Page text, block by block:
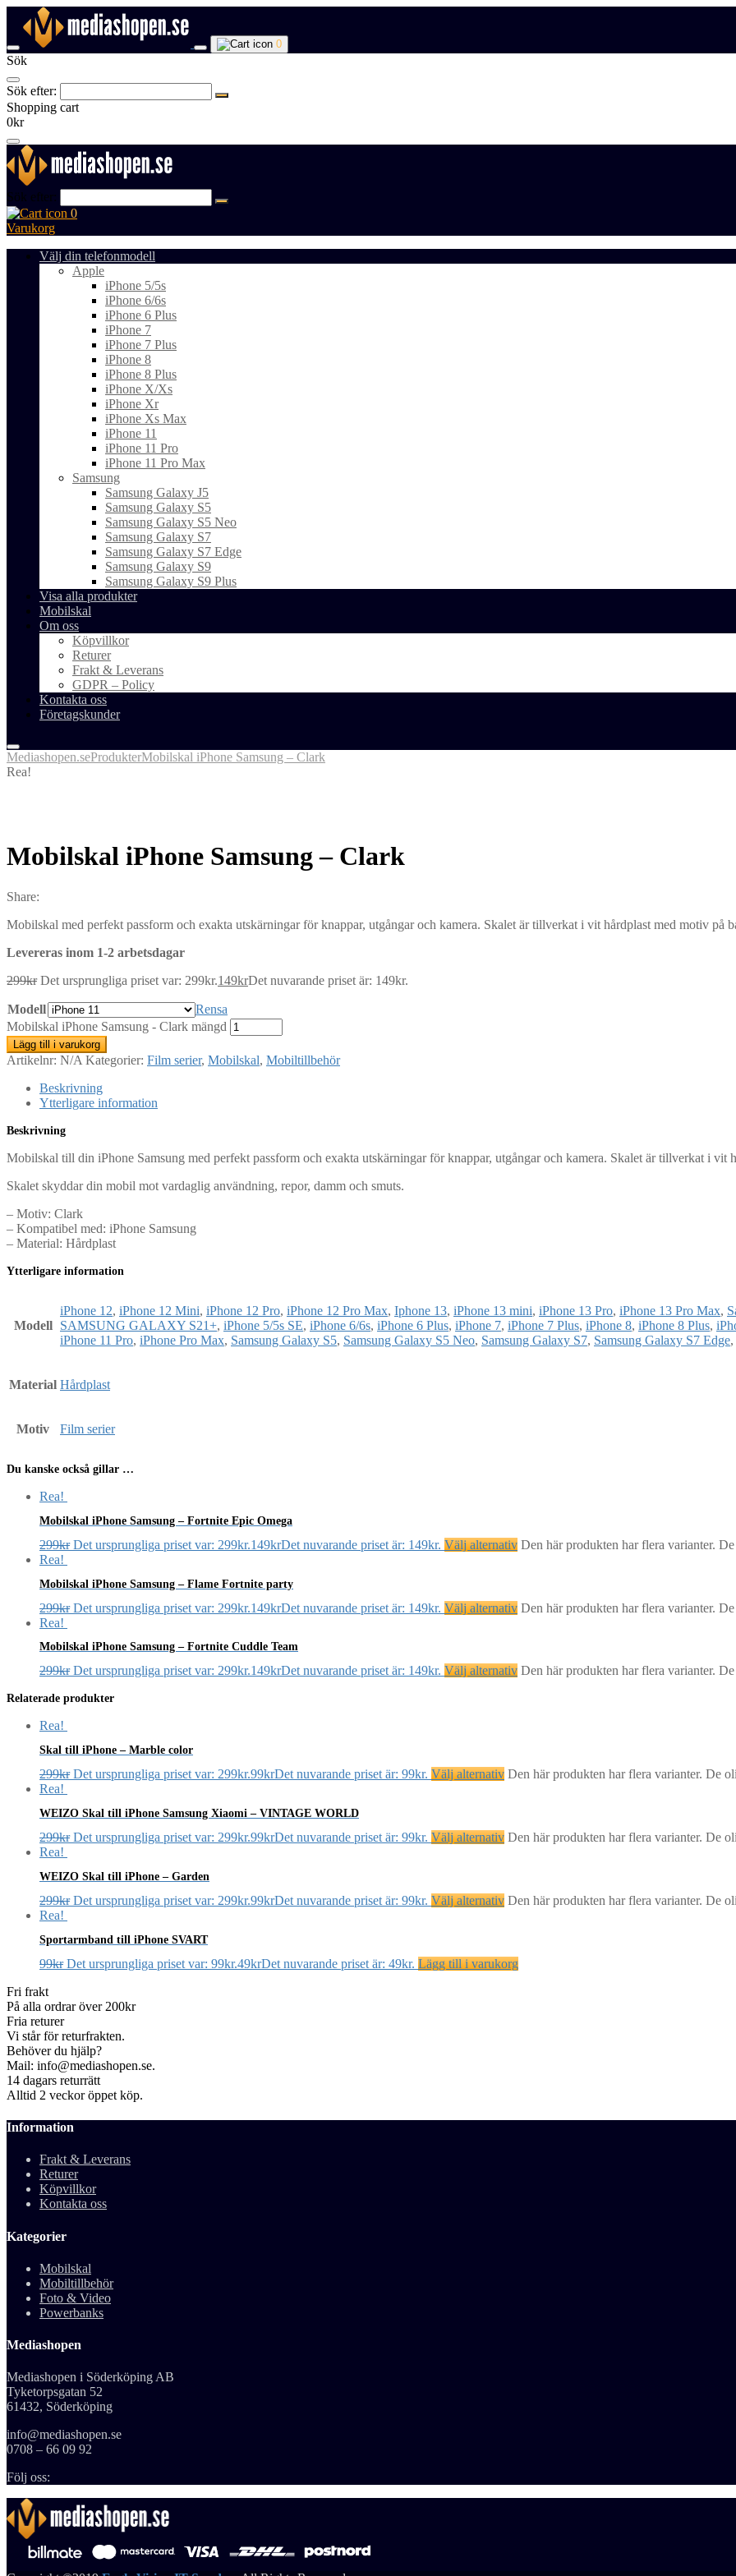
0
Sök
Sök efter:
Shopping cart
0kr
Sök efter:
0
Varukorg
Välj din telefonmodell
Apple
iPhone 5/5s
iPhone 6/6s
iPhone 6 Plus
iPhone 7
iPhone 7 Plus
iPhone 8
iPhone 8 Plus
iPhone X/Xs
iPhone Xr
iPhone Xs Max
iPhone 11
iPhone 11 Pro
iPhone 11 Pro Max
Samsung
Samsung Galaxy J5
Samsung Galaxy S5
Samsung Galaxy S5 Neo
Samsung Galaxy S7
Samsung Galaxy S7 Edge
Samsung Galaxy S9
Samsung Galaxy S9 Plus
Visa alla produkter
Mobilskal
Om oss
Köpvillkor
Returer
Frakt & Leverans
GDPR – Policy
Kontakta oss
Företagskunder
Mediashopen.seProdukterMobilskal iPhone Samsung – Clark
Rea!
Mobilskal iPhone Samsung – Clark
Share:
Mobilskal med perfekt passform och exakta utskärningar för knappar, utgångar och kamera. Skalet är tillverkat i vit hårdplast med motiv på
Levereras inom 1-2 arbetsdagar
299kr Det ursprungliga priset var: 299kr.149krDet nuvarande priset är: 149kr.
Modell
Rensa
Mobilskal iPhone Samsung - Clark mängd
Lägg till i varukorg
Artikelnr: N/A Kategorier: Film serier, Mobilskal, Mobiltillbehör
Beskrivning
Ytterligare information
Beskrivning
Mobilskal till din iPhone Samsung med perfekt passform och exakta utskärningar för knappar, utgångar och kamera. Skalet är tillverkat i vit
Skalet skyddar din mobil mot vardaglig användning, repor, damm och smuts.
– Motiv: Clark
– Kompatibel med: iPhone Samsung
– Material: Hårdplast
Ytterligare information
Modell
iPhone 12, iPhone 12 Mini, iPhone 12 Pro, iPhone 12 Pro Max, Iphone 13, iPhone 13 mini, iPhone 13 Pro, iPhone 13 Pro Max,
SAMSUNG GALAXY S21+, iPhone 5/5s SE, iPhone 6/6s, iPhone 6 Plus, iPhone 7, iPhone 7 Plus, iPhone 8, iPhone 8 Plus,
iPhone 11 Pro, iPhone Pro Max, Samsung Galaxy S5, Samsung Galaxy S5 Neo, Samsung Galaxy S7, Samsung Galaxy S7 Edge,
Material Hårdplast
Motiv Film serier
Du kanske också gillar …
Rea!
Mobilskal iPhone Samsung – Fortnite Epic Omega
299kr Det ursprungliga priset var: 299kr.149krDet nuvarande priset är: 149kr. Välj alternativ Den här produkten har flera varianter.
Rea!
Mobilskal iPhone Samsung – Flame Fortnite party
299kr Det ursprungliga priset var: 299kr.149krDet nuvarande priset är: 149kr. Välj alternativ Den här produkten har flera varianter.
Rea!
Mobilskal iPhone Samsung – Fortnite Cuddle Team
299kr Det ursprungliga priset var: 299kr.149krDet nuvarande priset är: 149kr. Välj alternativ Den här produkten har flera varianter.
Relaterade produkter
Rea!
Skal till iPhone – Marble color
299kr Det ursprungliga priset var: 299kr.99krDet nuvarande priset är: 99kr. Välj alternativ Den här produkten har flera varianter. De
Rea!
WEIZO Skal till iPhone Samsung Xiaomi – VINTAGE WORLD
299kr Det ursprungliga priset var: 299kr.99krDet nuvarande priset är: 99kr. Välj alternativ Den här produkten har flera varianter. De
Rea!
WEIZO Skal till iPhone – Garden
299kr Det ursprungliga priset var: 299kr.99krDet nuvarande priset är: 99kr. Välj alternativ Den här produkten har flera varianter. De
Rea!
Sportarmband till iPhone SVART
99kr Det ursprungliga priset var: 99kr.49krDet nuvarande priset är: 49kr. Lägg till i varukorg
Fri frakt
På alla ordrar över 200kr
Fria returer
Vi står för returfrakten.
Behöver du hjälp?
Mail: info@mediashopen.se.
14 dagars returrätt
Alltid 2 veckor öppet köp.
Information
Frakt & Leverans
Returer
Köpvillkor
Kontakta oss
Kategorier
Mobilskal
Mobiltillbehör
Foto & Video
Powerbanks
Mediashopen
Mediashopen i Söderköping AB
Tyketorpsgatan 52
61432, Söderköping
info@mediashopen.se
0708 – 66 09 92
Följ oss: